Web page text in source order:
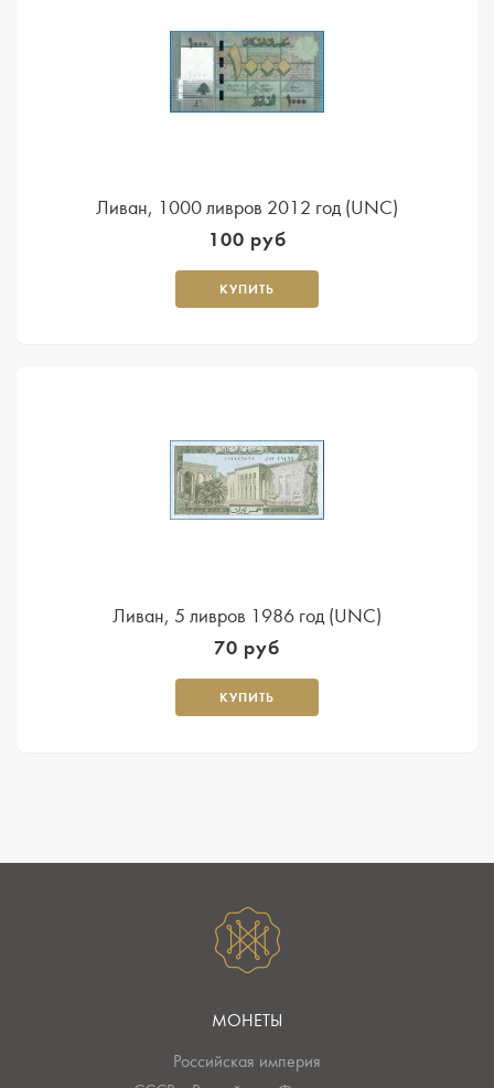
Ливан, 1000 ливров 2012 год (UNC)
100 руб
КУПИТЬ
Ливан, 5 ливров 1986 год (UNC)
70 руб
КУПИТЬ
МОНЕТЫ
Российская империя